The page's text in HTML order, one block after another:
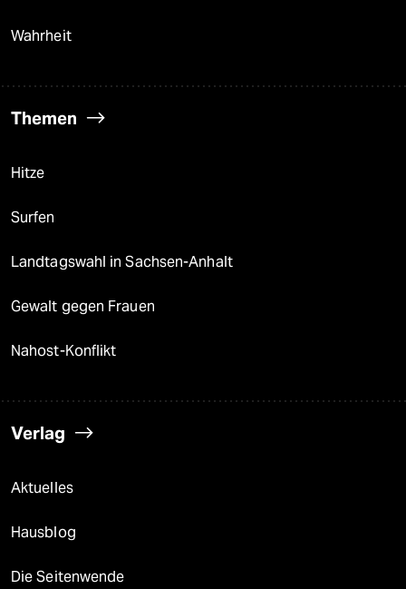
Wahrheit
Themen
Hitze
Surfen
Landtagswahl in Sachsen-Anhalt
Gewalt gegen Frauen
Nahost-Konflikt
Verlag
Aktuelles
Hausblog
Die Seitenwende